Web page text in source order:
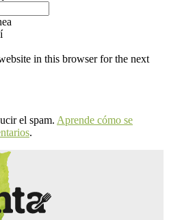
in this browser for the next
el spam. Aprende cómo se
.